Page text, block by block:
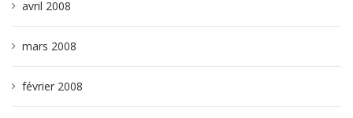
avril 2008
mars 2008
février 2008